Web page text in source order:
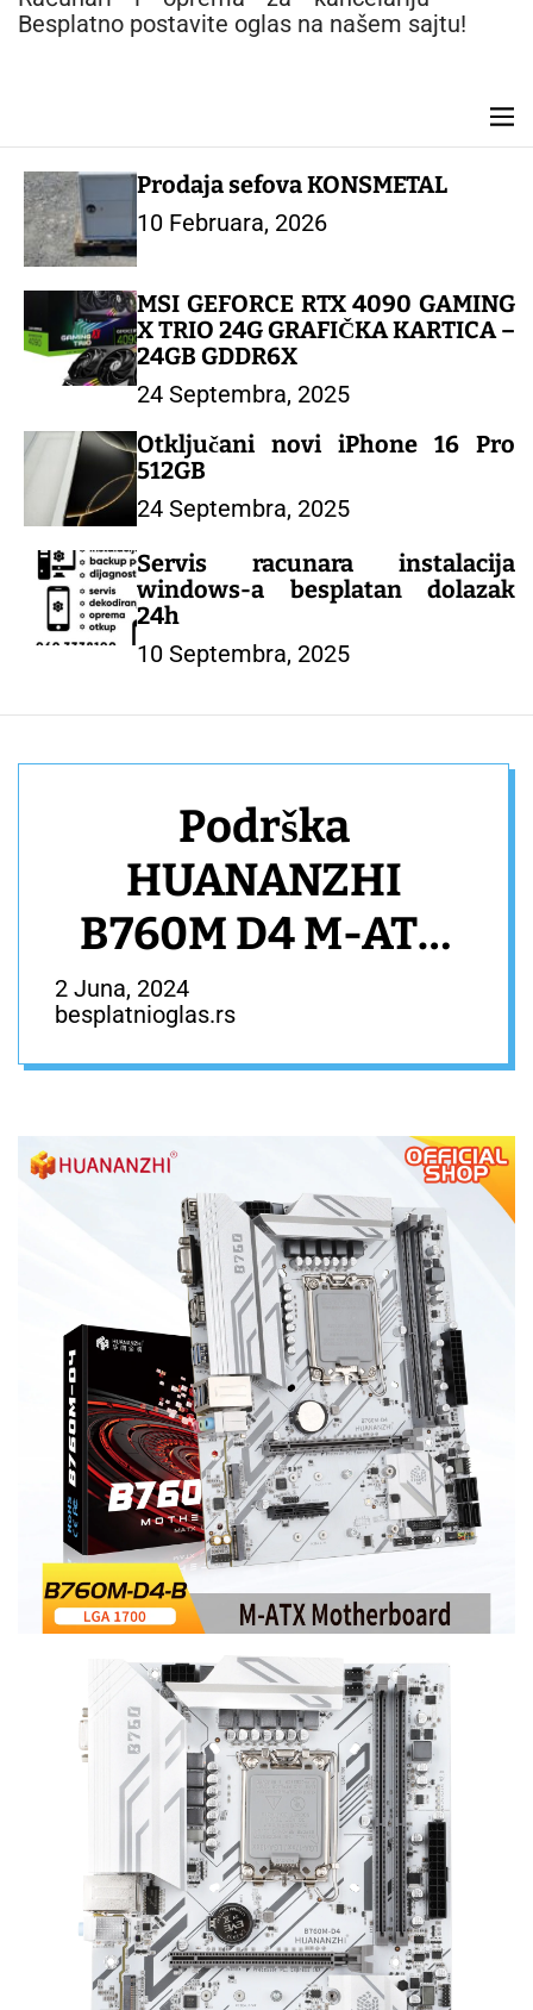
Besplatno postavite oglas na našem sajtu!
M
e
Prodaja sefova KONSMETAL
10 Februara, 2026
MSI GEFORCE RTX 4090 GAMING
X TRIO 24G GRAFIČKA KARTICA –
24GB GDDR6X
24 Septembra, 2025
Otključani novi iPhone 16 Pro
512GB
24 Septembra, 2025
Servis racunara instalacija
windows-a besplatan dolazak
24h
10 Septembra, 2025
Podrška
HUANANZHI
B760M D4 M-ATX
DDR4 matična
ploča 12 13 Gen
12100F/12400F/124
90F/12600F/12700F
/13600F) –
RAČUNARI
2 Juna, 2024
besplatnioglas.rs